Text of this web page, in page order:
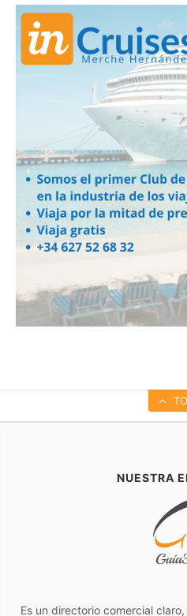
NUESTRA
Es un directorio comercial